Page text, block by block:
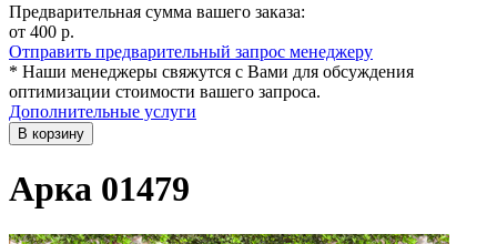
Предварительная сумма вашего заказа:
от 400 р.
Отправить предварительный запрос менеджеру
* Наши менеджеры свяжутся с Вами для обсуждения
оптимизации стоимости вашего запроса.
Дополнительные услуги
В корзину
Арка 01479